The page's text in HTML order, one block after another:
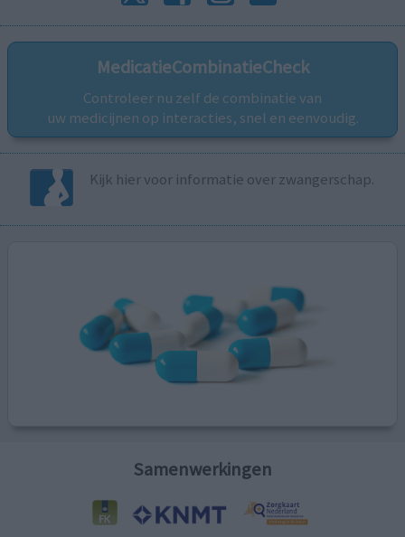
MedicatieCombinatieCheck
Controleer nu zelf de combinatie van
uw medicijnen op interacties, snel en eenvoudig.
Kijk hier voor informatie over zwangerschap.
Samenwerkingen